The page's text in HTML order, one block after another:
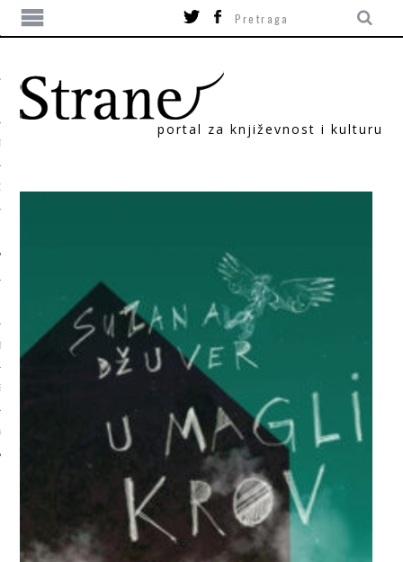
portal za književnost i kulturu